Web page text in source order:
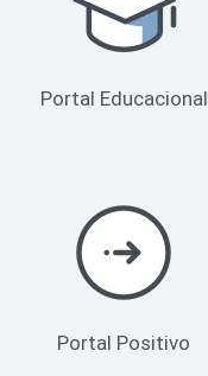
Portal Educacional
Portal Positivo